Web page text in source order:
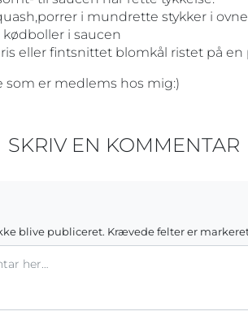
i mundrette stykker i
i saucen
eller fintsnittet blomkål ristet på en
som er medlems hos mig:)
SKRIV EN KOMMENTAR
blive publiceret. Krævede felter er